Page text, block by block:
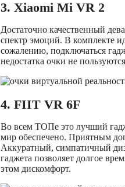
3. Xiaomi Mi VR 2
Достаточно качественный
спектр эмоций. В комплекте
сожалению, подключаться
недостатка очки не
4. FIIT VR 6F
Во всем ТОПе это лучший
мир обеспечено. Приятным
Аккуратный, симпатичный
гаджета позволяет долгое
этом дискомфорт.